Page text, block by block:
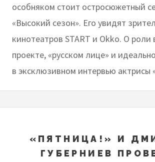
особняком стоит остросюжетный
«Высокий сезон». Его увидят
кинотеатров START и Okko. О
проекте, «русском лице» и
в эксклюзивном интервью актрисы
«ПЯТНИЦА!» И
ГУБЕРНИЕВ